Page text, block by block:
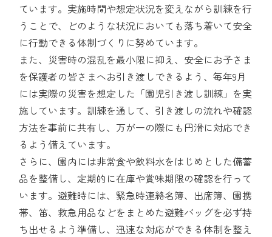
ています。実施時間や想定状況を変えながら訓練を行
うことで、どのような状況においても落ち着いて安全
に行動できる体制づくりに努めています。
また、災害時の混乱を最小限に抑え、安全にお子さま
を保護者の皆さまへお引き渡しできるよう、毎年9月
には実際の災害を想定した「園児引き渡し訓練」を実
施しています。訓練を通して、引き渡しの流れや確認
方法を事前に共有し、万が一の際にも円滑に対応でき
るよう備えています。
さらに、園内には非常食や飲料水をはじめとした備蓄
品を整備し、定期的に在庫や賞味期限の確認を行って
います。避難時には、緊急時連絡名簿、出席簿、園携
帯、笛、救急用品などをまとめた避難バッグを必ず持
ち出せるよう準備し、迅速な対応ができる体制を整え